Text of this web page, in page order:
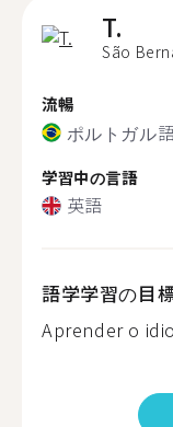
T.
São
流暢
ポルトガル
学習中の言語
英語
語学学習の目
Aprender o